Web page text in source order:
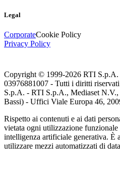
Legal
CorporateCookie Policy
Privacy Policy
Copyright © 1999-2026 RTI S.p.A.
03976881007 - Tutti i diritti
S.p.A. - RTI S.p.A., Mediaset N.V.,
Bassi) - Uffici Viale Europa 46,
Rispetto ai contenuti e ai dati
vietata ogni utilizzazione funzionale
intelligenza artificiale generativa. È
utilizzare mezzi automatizzati di